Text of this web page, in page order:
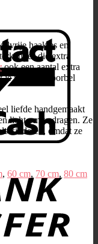
haakjes en
die extra
ook een aantal extra
je nooit een oorbel
liefde handgemaakt
licht om te dragen. Ze
kinderen, omdat ze
, 60 cm, 70 cm, 80 cm